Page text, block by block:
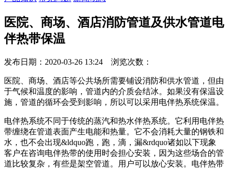
医院、商场、酒店消防管道及供水管道电
伴热带保温
发布日期：2020-03-26 13:24 浏览次数：
医院、商场、酒店等公共场所需要铺设消防和供水管道，但由
于气候和温度的影响，管道内的介质会结冰。如果没有保温设
施，管道的循环会受到影响，所以可以采用电伴热系统保温。
电伴热系统不同于传统的蒸汽和热水伴热系统。它利用电伴热
带缠绕在管道表面产生电能和热量。它不会消耗大量的钢铁和
水，也不会出现&ldquo跑，跑，滴，漏&rdquo诸如以下现象
客户在咨询电伴热带的使用时会担心安装，因为这些场合的管
道比较复杂，有些是架空管道。用户可以放心安装。电伴热带